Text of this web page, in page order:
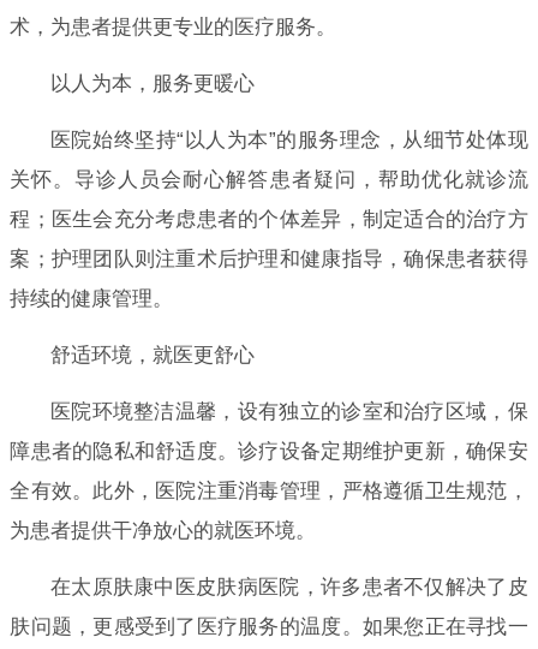
术，为患者提供更专业的医疗服务。
以人为本，服务更暖心
医院始终坚持“以人为本”的服务理念，从细节处体现
关怀。导诊人员会耐心解答患者疑问，帮助优化就诊流
程；医生会充分考虑患者的个体差异，制定适合的治疗方
案；护理团队则注重术后护理和健康指导，确保患者获得
持续的健康管理。
舒适环境，就医更舒心
医院环境整洁温馨，设有独立的诊室和治疗区域，保
障患者的隐私和舒适度。诊疗设备定期维护更新，确保安
全有效。此外，医院注重消毒管理，严格遵循卫生规范，
为患者提供干净放心的就医环境。
在太原肤康中医皮肤病医院，许多患者不仅解决了皮
肤问题，更感受到了医疗服务的温度。如果您正在寻找一